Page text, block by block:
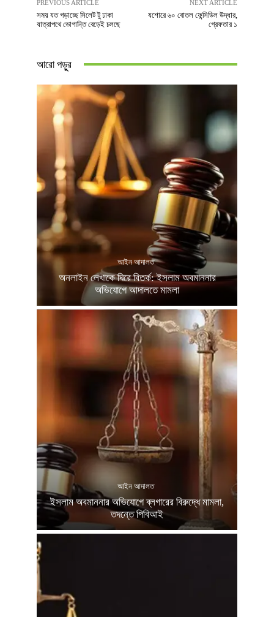
PREVIOUS ARTICLE
সময় যত গড়াচ্ছে সিলেট টু ঢাকা
যাত্রাপথে ভোগান্তি বেড়েই চলছে
NEXT ARTICLE
যশোরে ৬০ বোতল ফেন্সিডিল উদ্ধার,
গ্রেফতার ১
আরো পড়ুুর
আইন আদালত
অনলাইন লেখাকে ঘিরে বিতর্ক: ইসলাম অবমাননার
অভিযোগে আদালতে মামলা
আইন আদালত
ইসলাম অবমাননার অভিযোগে ব্লগারের বিরুদ্ধে মামলা,
তদন্তে পিবিআই